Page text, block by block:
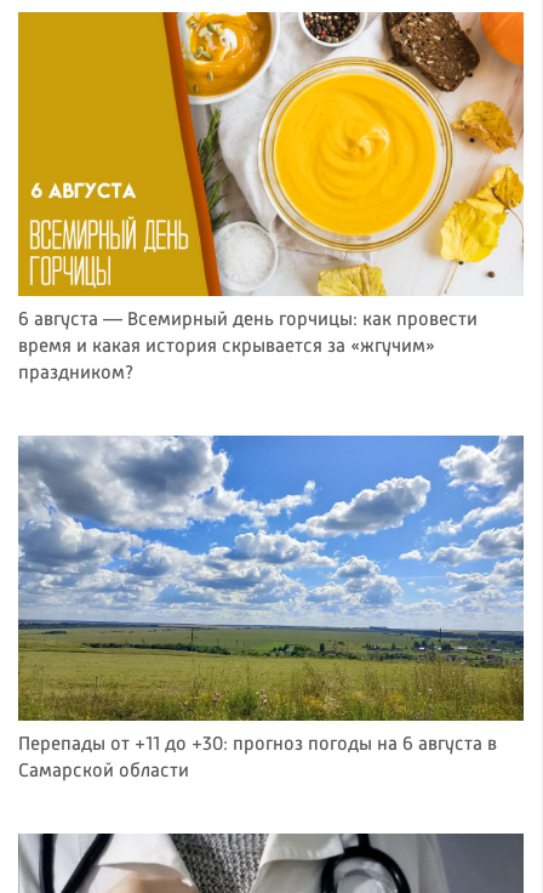
6 августа — Всемирный день горчицы: как провести
время и какая история скрывается за «жгучим»
праздником?
Перепады от +11 до +30: прогноз погоды на 6 августа в
Самарской области